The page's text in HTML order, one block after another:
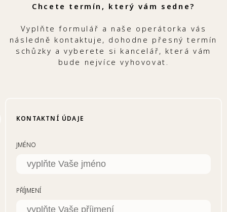
Chcete termín, který vám sedne?
Vyplňte formulář a naše operátorka vás
následně kontaktuje, dohodne přesný termín
schůzky a vyberete si kancelář, která vám
bude nejvíce vyhovovat.
KONTAKTNÍ ÚDAJE
JMÉNO
PŘÍJMENÍ